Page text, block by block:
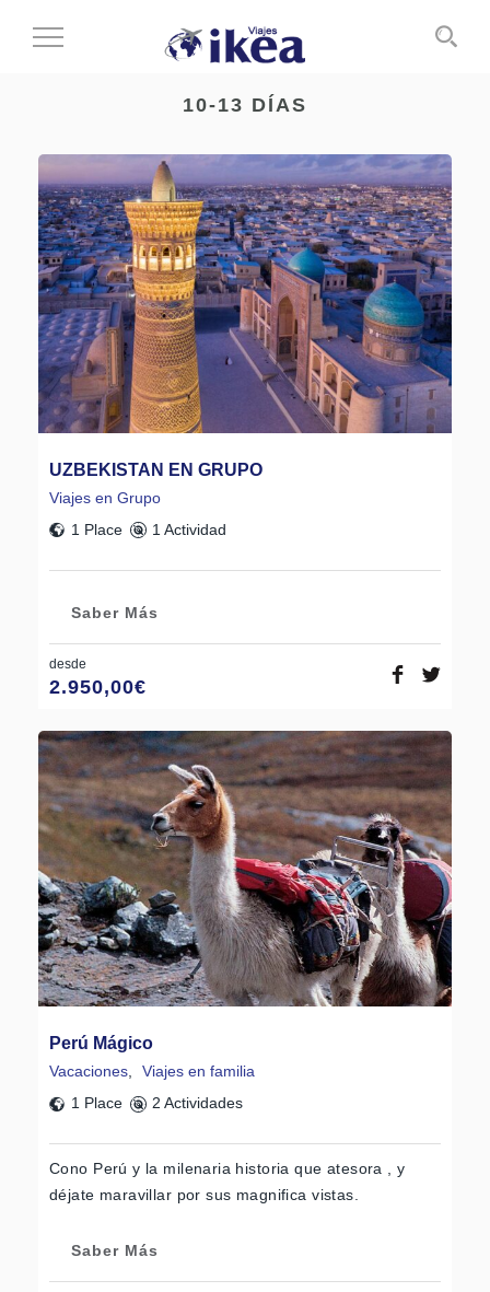
Cambiar
10-13 DÍAS
UZBEKISTAN EN GRUPO
Viajes en Grupo
1 Place
1 Actividad
Saber Más
desde
2.950,00€
Perú Mágico
Vacaciones,
Viajes en familia
1 Place
2 Actividades
Cono Perú y la milenaria historia que atesora , y
déjate maravillar por sus magnifica vistas.
Saber Más